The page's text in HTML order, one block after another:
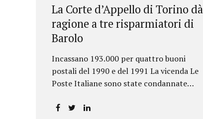
La Corte d’Appello di Torino dà
ragione a tre risparmiatori di
Barolo
Incassano 193.000 per quattro buoni
postali del 1990 e del 1991 La vicenda Le
Poste Italiane sono state condannate
riconoscere, a tre risparmiatori di Barolo,